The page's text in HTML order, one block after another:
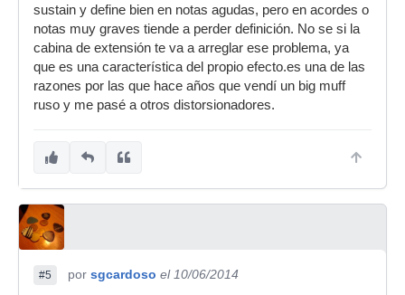
sustain y define bien en notas agudas, pero en acordes o
notas muy graves tiende a perder definición. No se si la
cabina de extensión te va a arreglar ese problema, ya
que es una característica del propio efecto.es una de las
razones por las que hace años que vendí un big muff
ruso y me pasé a otros distorsionadores.
#5 por sgcardoso el 10/06/2014